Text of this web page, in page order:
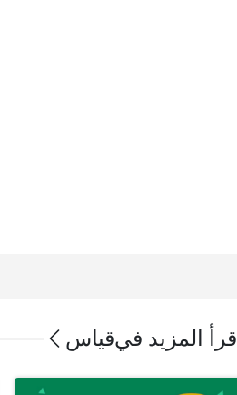
اقرأ المزيد فيقياس